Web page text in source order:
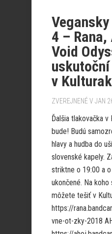
4 – Rana,
Void
v
ZVEREJNENÉ V JAN
Ďalšia tlakovačka v
bude! Budú
hlavy a hudba do
slovenské kapely.
striktne o 19:00 a
ukončené. Na
môžete tešiť v
https://
vne-ot-zky-2018